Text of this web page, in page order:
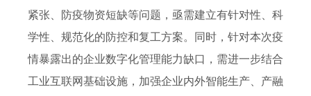
紧张、防疫物资短缺等问题，亟需建立有针对性、科
学性、规范化的防控和复工方案。同时，针对本次疫
情暴露出的企业数字化管理能力缺口，需进一步结合
工业互联网基础设施，加强企业内外智能生产、产融